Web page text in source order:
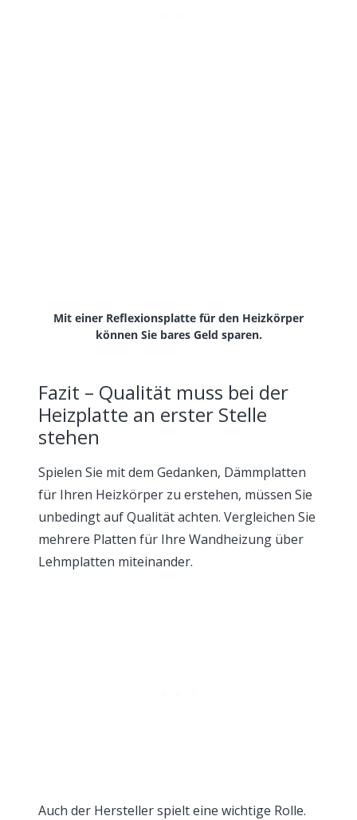
Mit einer Reflexionsplatte für den Heizkörper
können Sie bares Geld sparen.
Fazit – Qualität muss bei der
Heizplatte an erster Stelle
stehen
Spielen Sie mit dem Gedanken, Dämmplatten
für Ihren Heizkörper zu erstehen, müssen Sie
unbedingt auf Qualität achten. Vergleichen Sie
mehrere Platten für Ihre Wandheizung über
Lehmplatten miteinander.
Auch der Hersteller spielt eine wichtige Rolle.